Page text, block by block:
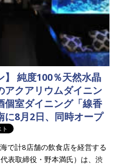
】 純度100％天然水晶
アクアリウムダイニン
個室ダイニング「線香
に8月2日、同時オープ
で計8店舗の飲食店を経営する
表取締役・野本満氏）は、渋